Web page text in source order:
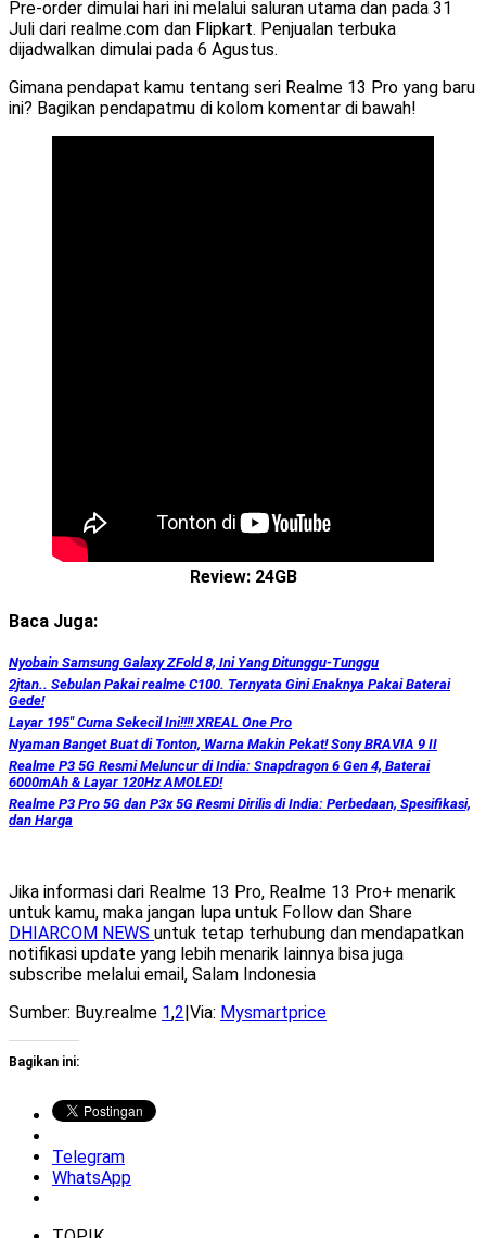
Pre-order dimulai hari ini melalui saluran utama dan pada 31
Juli dari realme.com dan Flipkart. Penjualan terbuka
dijadwalkan dimulai pada 6 Agustus.
Gimana pendapat kamu tentang seri Realme 13 Pro yang baru
ini? Bagikan pendapatmu di kolom komentar di bawah!
Review: 24GB
Baca Juga:
Nyobain Samsung Galaxy ZFold 8, Ini Yang Ditunggu-Tunggu
2jtan.. Sebulan Pakai realme C100. Ternyata Gini Enaknya Pakai Baterai
Gede!
Layar 195″ Cuma Sekecil Ini!!!! XREAL One Pro
Nyaman Banget Buat di Tonton, Warna Makin Pekat! Sony BRAVIA 9 II
Realme P3 5G Resmi Meluncur di India: Snapdragon 6 Gen 4, Baterai
6000mAh & Layar 120Hz AMOLED!
Realme P3 Pro 5G dan P3x 5G Resmi Dirilis di India: Perbedaan, Spesifikasi,
dan Harga
Jika informasi dari Realme 13 Pro, Realme 13 Pro+ menarik
untuk kamu, maka jangan lupa untuk Follow dan Share
DHIARCOM NEWS untuk tetap terhubung dan mendapatkan
notifikasi update yang lebih menarik lainnya bisa juga
subscribe melalui email, Salam Indonesia
Sumber: Buy.realme 1,2|Via: Mysmartprice
Bagikan ini:
Telegram
WhatsApp